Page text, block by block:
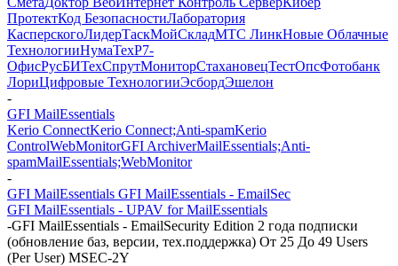
ПротектКод БезопасностиЛаборатория
КасперскогоЛидерТаскМойСкладМТС ЛинкНовые Облачные
ТехнологииНумаТехР7-
ОфисРусБИТехСпрутМониторСтахановецТестОпсФотобанк
ЛориЦифровые ТехнологииЭсбордЭшелон
-
GFI MailEssentials
Kerio ConnectKerio Connect;Anti-spamKerio
ControlWebMonitorGFI ArchiverMailEssentials;Anti-
spamMailEssentials;WebMonitor
-
GFI MailEssentials GFI MailEssentials - EmailSec
GFI MailEssentials - UPAV for MailEssentials
-GFI MailEssentials - EmailSecurity Edition 2 года подписки
(обновление баз, версии, тех.поддержка) От 25 До 49 Users
(Per User) MSEC-2Y